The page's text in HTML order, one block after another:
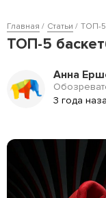
Главная Статьи ТОП-5
ТОП-5
Анна
3 года